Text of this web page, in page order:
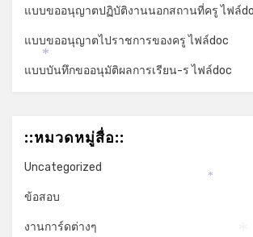
แบบขออนุญาตปฏิบัติงานนอกสถานที่ครู ไฟล์
แบบขออนุญาตไปราชการของครู ไฟล์doc
แบบบันทึกขออนุมัติผลการเรียน-ร ไฟล์doc
::หมวดหมู่สื่อ::
Uncategorized
ข้อสอบ
งานการ์ดต่างๆ
*